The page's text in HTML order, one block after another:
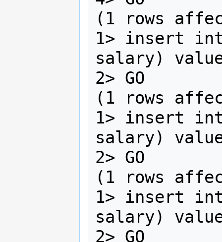
(1 rows
1> insert
salary)
2> GO
(1 rows
1> insert
salary)
2> GO
(1 rows
1> insert
salary)
2> GO